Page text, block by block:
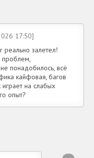
17:50]
залетел!
понадобилось, всё
кайфовая, багов
на слабых
опыт?